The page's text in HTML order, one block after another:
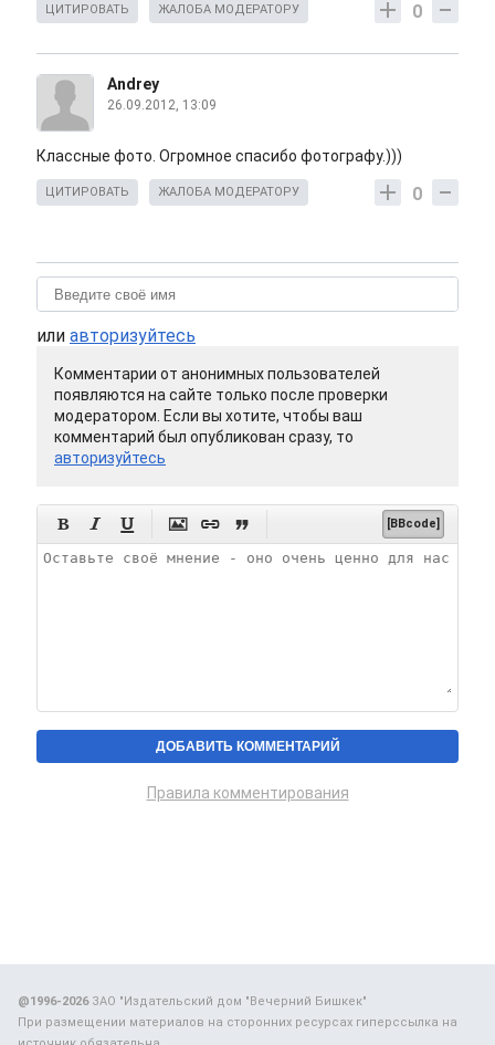
0
ЦИТИРОВАТЬ ЖАЛОБА МОДЕРАТОРУ
Andrey
26.09.2012, 13:09
Классные фото. Огромное спасибо фотографу.)))
0
ЦИТИРОВАТЬ ЖАЛОБА МОДЕРАТОРУ
или авторизуйтесь
Комментарии от анонимных пользователей
появляются на сайте только после проверки
модератором. Если вы хотите, чтобы ваш
комментарий был опубликован сразу, то
авторизуйтесь
      [BBcode]
Правила комментирования
@1996-2026ЗАО "Издательский дом "Вечерний Бишкек"
При размещении материалов на сторонних ресурсах гиперссылка на